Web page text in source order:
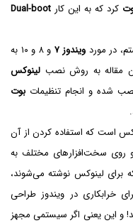
کرد که به این کار Dual-boot
در مورد ویندوز ۷
و ۸ و ۱۰ به
مقاله به روش نصب لینوکس
شده و انجام تنظیمات بوت
است که استفاده کردن از آن
روی سخت‌افزارهای مختلف به
برای لینوکس نوشته می‌شوند،
خرابکاری در ویندوز طراحی
و این یعنی اگر سیستمی مجهز